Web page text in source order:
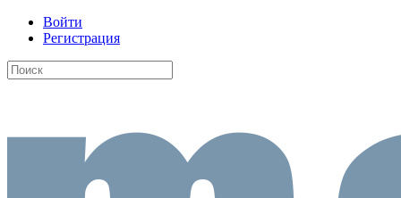
Войти
Регистрация